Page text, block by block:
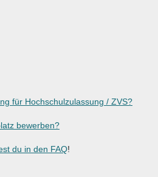
für Hochschulzulassung / ZVS?
bewerben?
du in den FAQ!